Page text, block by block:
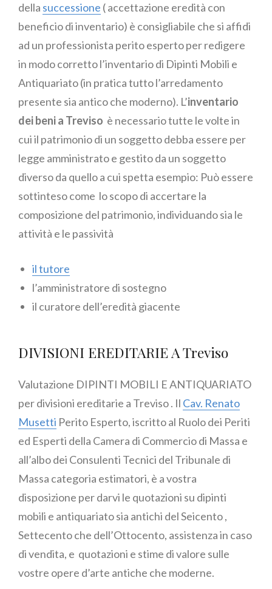
della successione ( accettazione eredità con
beneficio di inventario) è consigliabile che si affidi
ad un professionista perito esperto per redigere
in modo corretto l’inventario di Dipinti Mobili e
Antiquariato (in pratica tutto l’arredamento
presente sia antico che moderno). L’inventario
dei beni a Treviso è necessario tutte le volte in
cui il patrimonio di un soggetto debba essere per
legge amministrato e gestito da un soggetto
diverso da quello a cui spetta esempio: Può essere
sottinteso come lo scopo di accertare la
composizione del patrimonio, individuando sia le
attività e le passività
il tutore
l’amministratore di sostegno
il curatore dell’eredità giacente
DIVISIONI EREDITARIE A Treviso
Valutazione DIPINTI MOBILI E ANTIQUARIATO
per divisioni ereditarie a Treviso . Il Cav. Renato
Musetti Perito Esperto, iscritto al Ruolo dei Periti
ed Esperti della Camera di Commercio di Massa e
all’albo dei Consulenti Tecnici del Tribunale di
Massa categoria estimatori, è a vostra
disposizione per darvi le quotazioni su dipinti
mobili e antiquariato sia antichi del Seicento ,
Settecento che dell’Ottocento, assistenza in caso
di vendita, e quotazioni e stime di valore sulle
vostre opere d’arte antiche che moderne.